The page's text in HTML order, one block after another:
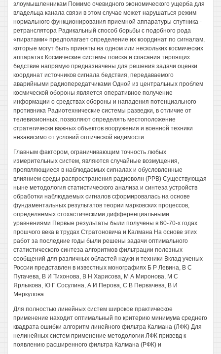
злоумышленникам Помимо очевидного экономического ущерба для
владельца канала связи в этом случае может нарушаться режим
нормального функционирования приемной аппаратуры спутника -
ретранслятора Радикальный способ борьбы с подобного рода
«пиратами» предполагает определение их координат по сигналам,
которые могут быть приняты на одном или нескольких космических
аппаратах Космические системы поиска и спасания терпящих
бедствие напрямую предназначены для решения задачи оценки
координат источников сигнала бедствия, передаваемого
аварийными радиопередатчиками Одной из центральных проблем
космической обороны является оперативное получение
информации о средствах обороны и нападения потенциального
противника Радиотехнические системы разведки, в отличие от
телевизионных, позволяют определять местоположение
стратегически важных объектов вооружения и военной техники
независимо от условий оптической видимости
Главным фактором, ограничивающим точность любых
измерительных систем, являются случайные возмущения,
проявляющиеся в наблюдаемых сигналах и обусловленные
влиянием среды распространения радиоволн (РРВ) Существующая
ныне методология статистического анализа и синтеза устройств
обработки наблюдаемых сигналов сформировалась на основе
фундаментальных результатов теории марковских процессов,
определяемых стохастическими дифференциальными
уравнениями Первые результаты были получены в 60-70-х годах
прошчого века в трудах Стратоновича и Калмана На основе этих
работ за последние годы были решены задачи оптимального
статистического синтеза алгоритмов фильтрации полезных
сообщений для различных областей науки и техники Вклад ученых
России представлен в известных монографиях Б Р Левина, В С
Пугачева, В И Тихонова, В Н Харисова, М А Миронова, М С
Ярлыкова, Ю Г Сосулина, А И Перова, С В Первачева, В И
Меркулова
Для полностью линейных систем широкое практическое
применение находит оптимальный по критерию минимума среднего
квадрата ошибки алгоритм линейного фильтра Калмана (ЛФК) Для
нелинейных систем применение методологии ЛФК привевд к
появлению расширенного фильтра Калмана (РФК) и